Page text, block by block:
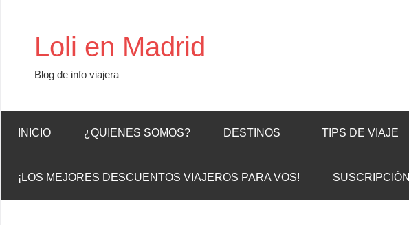
Loli en Madrid
Blog de info viajera
INICIO ¿QUIENES SOMOS? DESTINOS TIPS DE VIAJE
¡LOS MEJORES DESCUENTOS VIAJEROS PARA VOS! SUSCRIPCIÓN